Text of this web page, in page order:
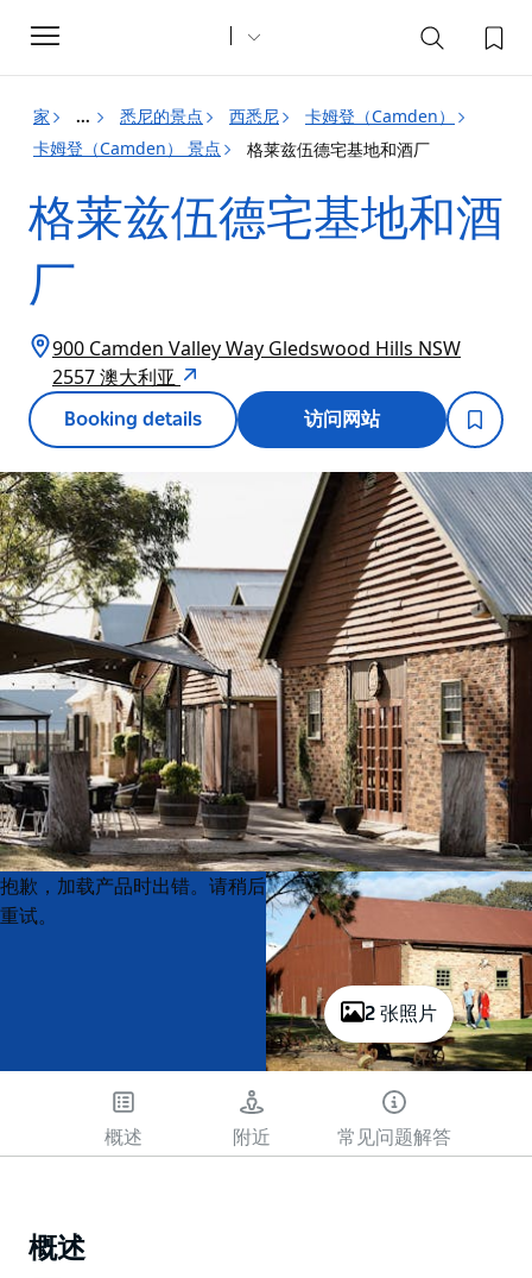
Toggle
navigation
家 ... 悉尼的景点 西悉尼
卡姆登（Camden）
卡姆登（Camden） 景点
格莱兹伍德宅基地和酒厂
格莱兹伍德宅基地和酒
厂
900 Camden Valley Way Gledswood Hills NSW
2557 澳大利亚
Booking details 访问网站
2 张照片
Product
List
Product
List
抱歉，加载产品时出错。请稍后
重试。
概述 附近 常见问题解答
概述